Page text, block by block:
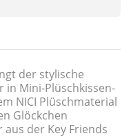
der stylische
in Mini-Plüschkissen-
NICI Plüschmaterial
Glöckchen
der Key Friends